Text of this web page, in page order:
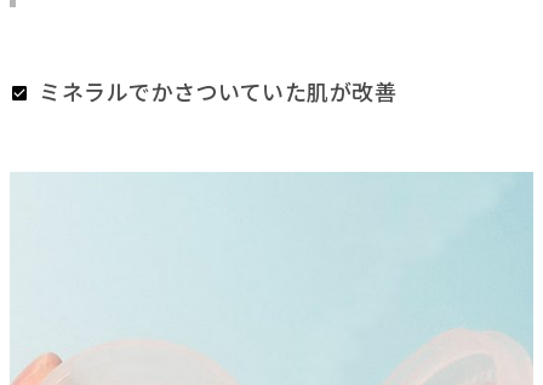
ミネラルでかさついていた肌が改善